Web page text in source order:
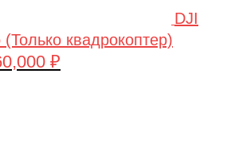
DJI
квадрокоптер)
₽